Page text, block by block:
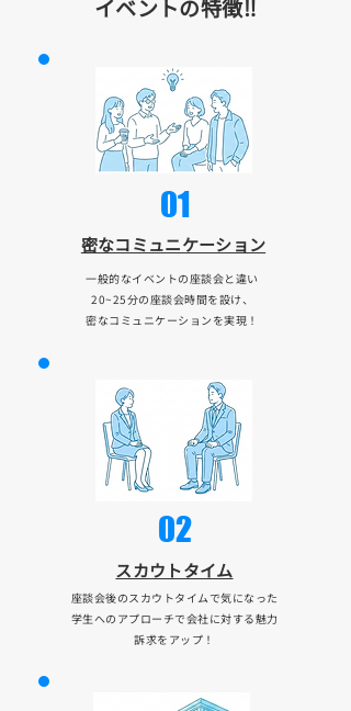
01
​密なコミュニケーション
一般的なイベントの座談会と違い
20~25分の座談会時間を設け、
密なコミュニケーションを実現！
02
​スカウトタイム
​座談会後のスカウトタイムで気になった
学生へのアプローチで会社に対する魅力
訴求をアップ！
イベントの​特徴‼︎